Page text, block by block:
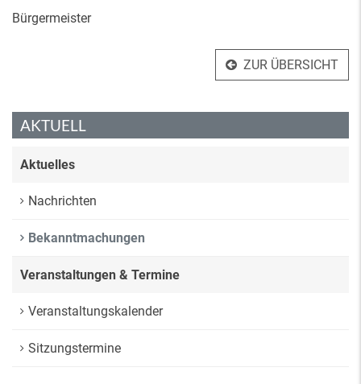
Bürgermeister
ZUR ÜBERSICHT
AKTUELL
Aktuelles
Nachrichten
Bekanntmachungen
Veranstaltungen & Termine
Veranstaltungskalender
Sitzungstermine